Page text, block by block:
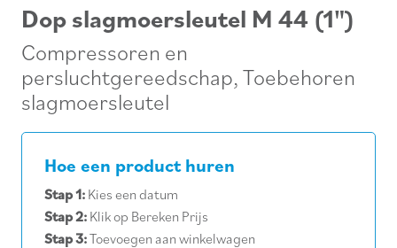
Dop slagmoersleutel M 44 (1")
Compressoren en
persluchtgereedschap, Toebehoren
slagmoersleutel
Hoe een product huren
Stap 1: Kies een datum
Stap 2: Klik op Bereken Prijs
Stap 3:Toevoegen aan winkelwagen